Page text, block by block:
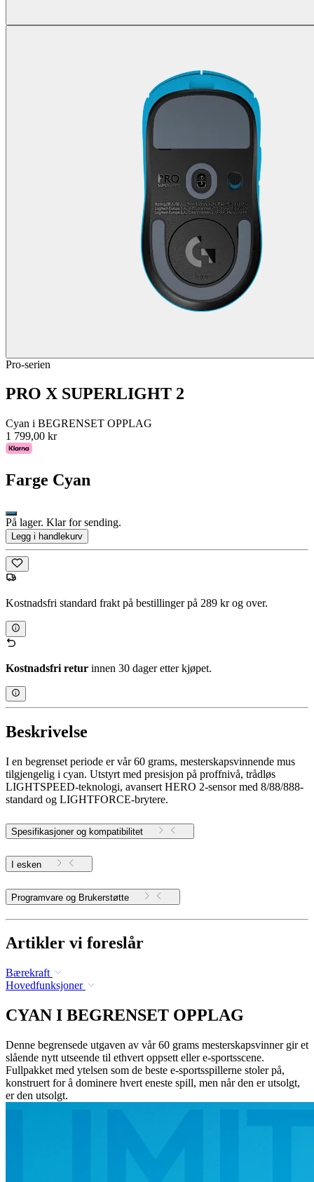
Pro-serien
PRO X SUPERLIGHT 2
Cyan i BEGRENSET OPPLAG
1 799,00 kr
Farge Cyan
På lager. Klar for sending.
Legg i handlekurv
Kostnadsfri standard frakt på bestillinger på 289 kr og over.
Kostnadsfri retur innen 30 dager etter kjøpet.
Beskrivelse
I en begrenset periode er vår 60 grams, mesterskapsvinnende mus
tilgjengelig i cyan. Utstyrt med presisjon på proffnivå, trådløs
LIGHTSPEED-teknologi, avansert HERO 2-sensor med 8/88/888-
standard og LIGHTFORCE-brytere.
Spesifikasjoner og kompatibilitet
I esken
Programvare og Brukerstøtte
Artikler vi foreslår
Bærekraft
Hovedfunksjoner
CYAN I BEGRENSET OPPLAG
Denne begrensede utgaven av vår 60 grams mesterskapsvinner gir et
slående nytt utseende til ethvert oppsett eller e-sportsscene.
Fullpakket med ytelsen som de beste e-sportsspillerne stoler på,
konstruert for å dominere hvert eneste spill, men når den er utsolgt,
er den utsolgt.